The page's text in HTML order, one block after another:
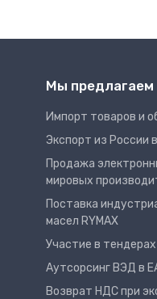
Мы предлагаем
Импорт товаров и
Экспорт из России
Продажа
мировых
Поставка
масел RYMAX
Участие в
Аутсорсинг ВЭД в
Возврат НДС при